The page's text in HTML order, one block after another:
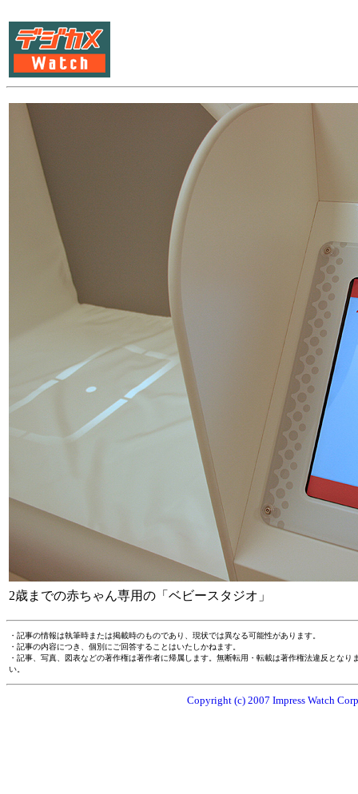
2歳までの赤ちゃん専用の「ベビースタジオ」
・記事の情報は執筆時または掲載時のものであり、現状では異なる可能性があります。
・記事の内容につき、個別にご回答することはいたしかねます。
・記事、写真、図表などの著作権は著作者に帰属します。無断転用・転載は著作権法違反とな
い。
Copyright (c) 2007 Impress Watch